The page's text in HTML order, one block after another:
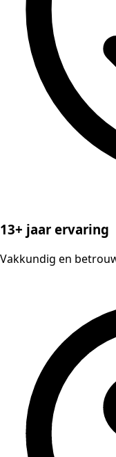
13+ jaar ervaring
Vakkundig en